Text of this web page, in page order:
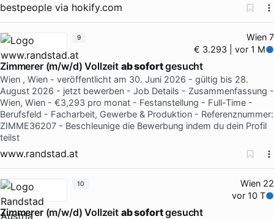
bestpeople via hokify.com
Wien 7
€ 3.293 | vor 1 M
Zimmerer (m/w/d) Vollzeit ab sofortgesucht
Wien , Wien - veröffentlicht am 30. Juni 2026 - gültig bis 28.
August 2026 - jetzt bewerben - Job Details - Zusammenfassung -
Wien, Wien - €3,293 pro monat - Festanstellung - Full-Time -
Berufsfeld - Facharbeit, Gewerbe & Produktion - Referenznummer:
ZIMME36207 - Beschleunige die Bewerbung indem du dein Profil
teilst
www.randstad.at
9
Wien 22
vor 10 T
Zimmerer (m/w/d) Vollzeit ab sofortgesucht
10